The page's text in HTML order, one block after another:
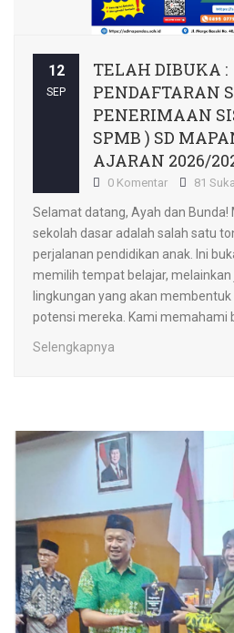
12
SEP
TELAH DIBUKA :
PENDAFTARAN
PENERIMAAN
SPMB ) SD
AJARAN 2026/
0 Komentar 81 Suka
Selamat datang, Ayah dan
sekolah dasar adalah salah satu
perjalanan pendidikan anak. Ini
memilih tempat belajar,
lingkungan yang akan
potensi mereka. Kami memahami
Selengkapnya